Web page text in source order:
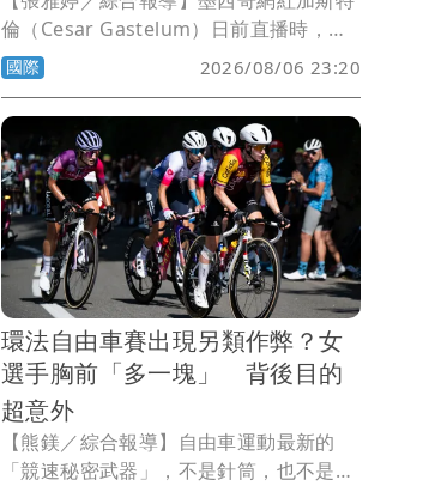
倫（Cesar Gastelum）日前直播時，竟
在鏡頭前遭摩托車騎士近距離槍殺身亡，
驚悚一幕被數十萬名粉絲目睹。當局表
示，加斯特倫曾在社群媒體提及犯罪集
團，疑似因此惹上殺機。
國際 2026/08/06 23:20
環法自由車賽出現另類作弊？女
選手胸前「多一塊」 背後目的
超意外
【熊鎂／綜合報導】自由車運動最新的
「競速秘密武器」，不是針筒，也不是禁